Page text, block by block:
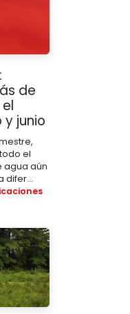
de
junio
el
agua aún
difer...